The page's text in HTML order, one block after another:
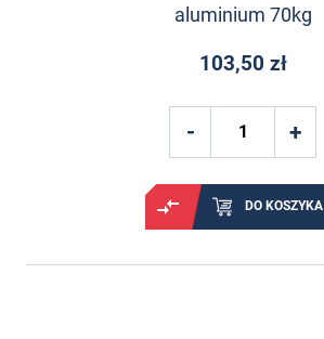
aluminium 70kg
103,50 zł
DO KOSZYKA